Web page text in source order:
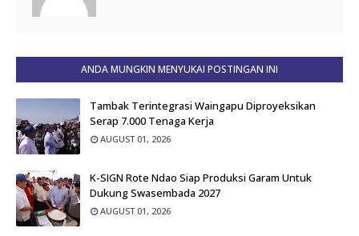
ANDA MUNGKIN MENYUKAI POSTINGAN INI
Tambak Terintegrasi Waingapu Diproyeksikan
Serap 7.000 Tenaga Kerja
AUGUST 01, 2026
K-SIGN Rote Ndao Siap Produksi Garam Untuk
Dukung Swasembada 2027
AUGUST 01, 2026